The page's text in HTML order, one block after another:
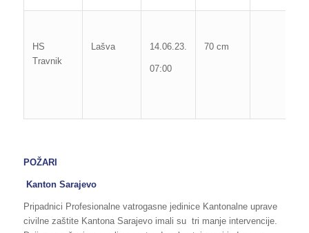
HS
Travnik
Lašva 14.06.23.
07:00
70 cm
POŽARI
Kanton Sarajevo
Pripadnici Profesionalne vatrogasne jedinice Kantonalne uprave
civilne zaštite Kantona Sarajevo imali su tri manje intervencije.